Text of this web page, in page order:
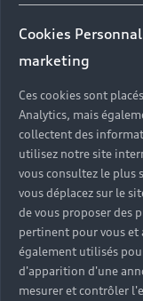
Jusqu’à 636 km
Découvrir
Réserver un essai
Cookies
marketing
Ces cookies sont
Analytics, mais
collectent des
utilisez notre site
vous consultez le plus
vous déplacez sur le
de vous proposer des
pertinent pour vous et
également utilisés
d'apparition d'une
mesurer et contrôler